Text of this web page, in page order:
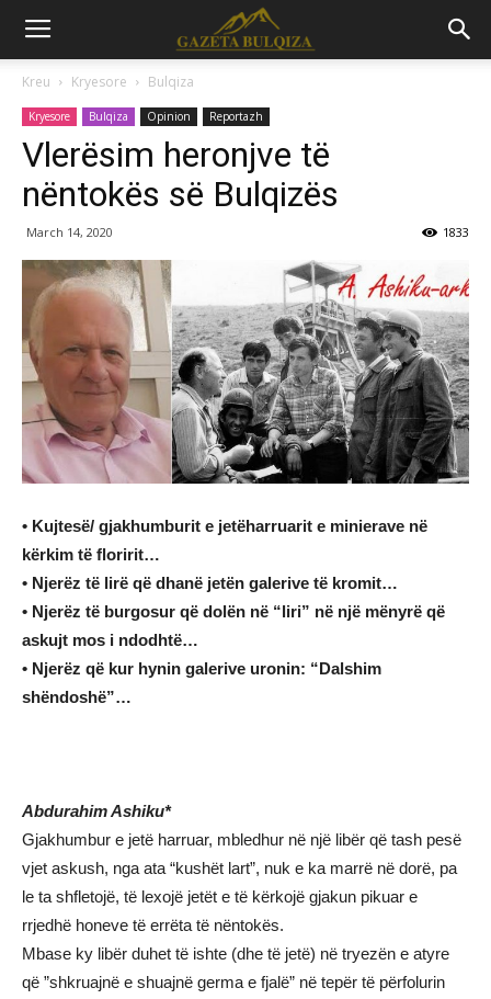
Kreu Kryesore Bulqiza
Kryesore Bulqiza Opinion Reportazh
Vlerësim heronjve të
nëntokës së Bulqizës
March 14, 2020 1833
• Kujtesë/ gjakhumburit e jetëharruarit e minierave në
kërkim të floririt…
• Njerëz të lirë që dhanë jetën galerive të kromit…
• Njerëz të burgosur që dolën në “liri” në një mënyrë që
askujt mos i ndodhtë…
• Njerëz që kur hynin galerive uronin: “Dalshim
shëndoshë”…
Abdurahim Ashiku*
Gjakhumbur e jetë harruar, mbledhur në një libër që tash pesë
vjet askush, nga ata “kushët lart”, nuk e ka marrë në dorë, pa
le ta shfletojë, të lexojë jetët e të kërkojë gjakun pikuar e
rrjedhë honeve të errëta të nëntokës.
Mbase ky libër duhet të ishte (dhe të jetë) në tryezën e atyre
që ”shkruajnë e shuajnë germa e fjalë” në tepër të përfolurin